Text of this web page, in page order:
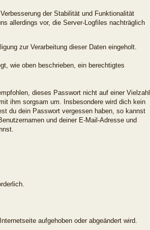
der Stabilität und Funktionalität
allerdings vor, die Server-Logfiles nachträglich
zur Verarbeitung dieser Daten eingeholt.
wie oben beschrieben, ein berechtigtes
dieses Passwort nicht auf einer Vielzahl
ihm sorgsam um. Insbesondere wird dich kein
du dein Passwort vergessen haben, so kannst
und deiner E-Mail-Adresse und
aufgehoben oder abgeändert wird.